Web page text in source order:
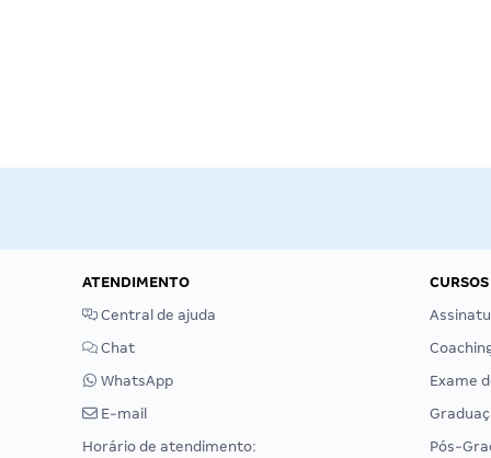
ATENDIMENTO
Central de ajuda
Chat
WhatsApp
E-mail
Horário de atendimento:
Exame
Pós-